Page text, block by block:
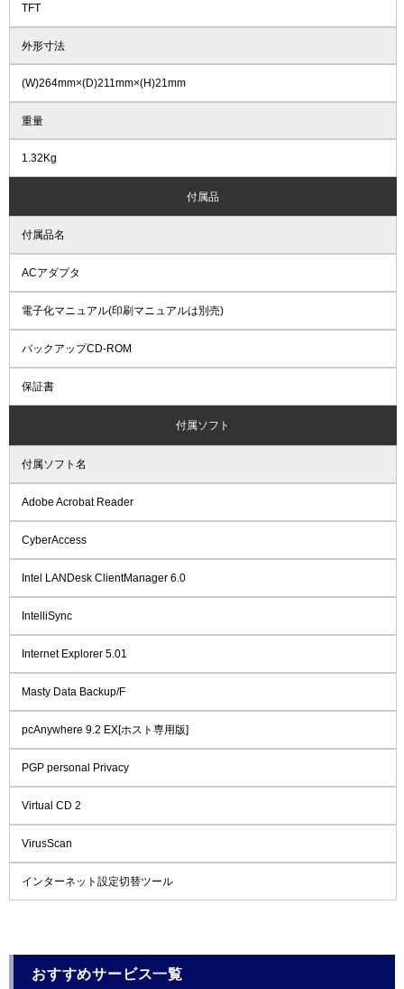
TFT
外形寸法
(W)264mm×(D)211mm×(H)21mm
重量
1.32Kg
付属品
付属品名
ACアダプタ
電子化マニュアル(印刷マニュアルは別売)
バックアップCD-ROM
保証書
付属ソフト
付属ソフト名
Adobe Acrobat Reader
CyberAccess
Intel LANDesk ClientManager 6.0
IntelliSync
Internet Explorer 5.01
Masty Data Backup/F
pcAnywhere 9.2 EX[ホスト専用版]
PGP personal Privacy
Virtual CD 2
VirusScan
インターネット設定切替ツール
おすすめサービス一覧